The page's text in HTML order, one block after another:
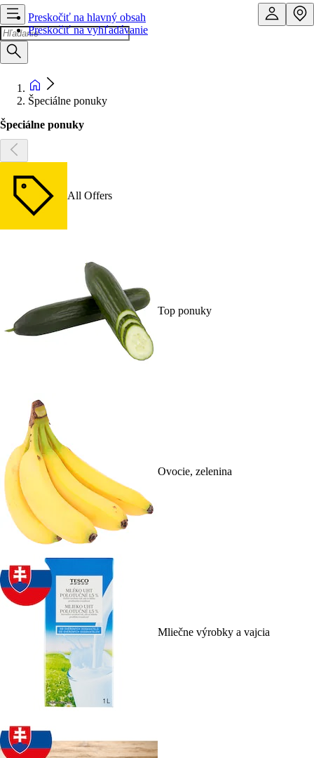
Preskočiť na hlavný obsah
Preskočiť na vyhľadávanie
Špeciálne ponuky
Špeciálne ponuky
All Offers
Top ponuky
Ovocie, zelenina
Mliečne výrobky a vajcia